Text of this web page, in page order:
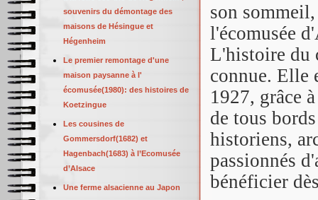
son
l'écomusée
L'histoire du
connue. Elle
1927, grâce
de tous
historiens,
passionnés
bénéficier
souvenirs du démontage des
maisons de Hésingue et
Hégenheim
Le premier remontage d'une
maison paysanne à l'
écomusée(1980): des histoires de
Koetzingue
Les cousines de
Gommersdorf(1682) et
Hagenbach(1683) à l’Ecomusée
d’Alsace
Une ferme alsacienne au Japon